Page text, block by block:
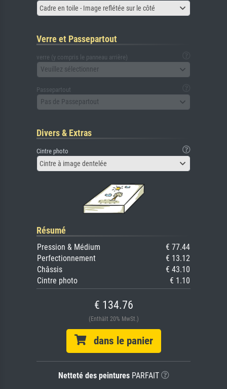
Cadre en toile - Image reflétée sur le côté
Verre et Passepartout
verre (y compris le panneau arrière)
Veuillez sélectionner
Passepartout
Pas de Passepartout
Divers & Extras
Cintre photo
Cintre à image dentelée
Résumé
Pression & Médium
€ 77.44
Perfectionnement
€ 13.12
Châssis
€ 43.10
Cintre photo
€ 1.10
€ 134.76
(Enthält 20% MwSt.)
dans le panier
Netteté des peinturesPARFAIT